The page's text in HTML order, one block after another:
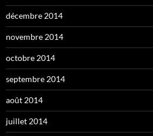
décembre 2014
novembre 2014
octobre 2014
septembre 2014
août 2014
juillet 2014